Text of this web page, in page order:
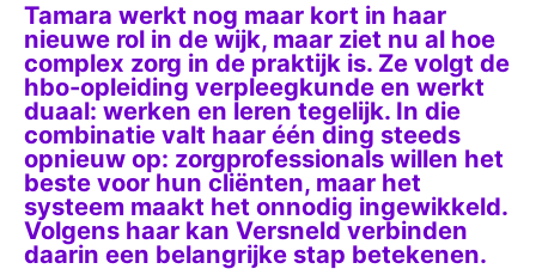
Tamara werkt nog maar kort in haar
nieuwe rol in de wijk, maar ziet nu al hoe
complex zorg in de praktijk is. Ze volgt de
hbo-opleiding verpleegkunde en werkt
duaal: werken en leren tegelijk. In die
combinatie valt haar één ding steeds
opnieuw op: zorgprofessionals willen het
beste voor hun cliënten, maar het
systeem maakt het onnodig ingewikkeld.
Volgens haar kan Versneld verbinden
daarin een belangrijke stap betekenen.